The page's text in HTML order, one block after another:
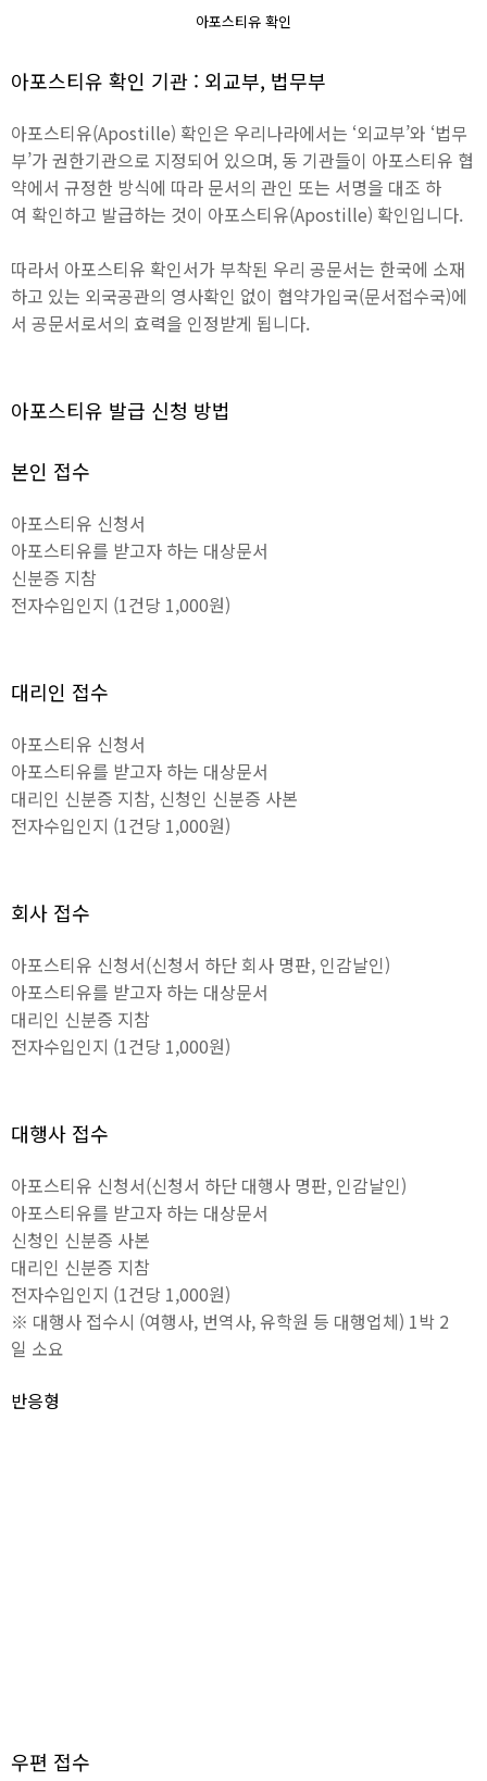
아포스티유 확인
아포스티유 확인 기관 : 외교부, 법무부
아포스티유(Apostille) 확인은 우리나라에서는 ‘외교부’와 ‘법무
부’가 권한기관으로 지정되어 있으며, 동 기관들이 아포스티유 협
약에서 규정한 방식에 따라 문서의 관인 또는 서명을 대조 하
여 확인하고 발급하는 것이 아포스티유(Apostille) 확인입니다.
따라서 아포스티유 확인서가 부착된 우리 공문서는 한국에 소재
하고 있는 외국공관의 영사확인 없이 협약가입국(문서접수국)에
서 공문서로서의 효력을 인정받게 됩니다.
아포스티유 발급 신청 방법
본인 접수
아포스티유 신청서
아포스티유를 받고자 하는 대상문서
신분증 지참
전자수입인지 (1건당 1,000원)
대리인 접수
아포스티유 신청서
아포스티유를 받고자 하는 대상문서
대리인 신분증 지참, 신청인 신분증 사본
전자수입인지 (1건당 1,000원)
회사 접수
아포스티유 신청서(신청서 하단 회사 명판, 인감날인)
아포스티유를 받고자 하는 대상문서
대리인 신분증 지참
전자수입인지 (1건당 1,000원)
대행사 접수
아포스티유 신청서(신청서 하단 대행사 명판, 인감날인)
아포스티유를 받고자 하는 대상문서
신청인 신분증 사본
대리인 신분증 지참
전자수입인지 (1건당 1,000원)
※ 대행사 접수시 (여행사, 번역사, 유학원 등 대행업체) 1박 2
일 소요
반응형
우편 접수